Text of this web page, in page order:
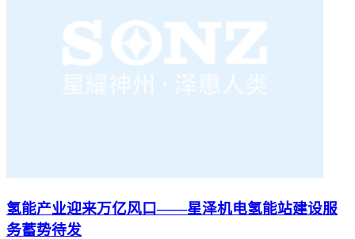
氢能产业迎来万亿风口——星泽机电氢能站建设服
务蓄势待发